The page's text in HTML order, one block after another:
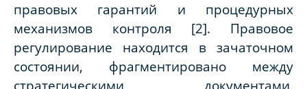
правовых гарантий и процедурных
механизмов контроля [2]. Правовое
регулирование находится в зачаточном
состоянии, фрагментировано между
стратегическими документами,